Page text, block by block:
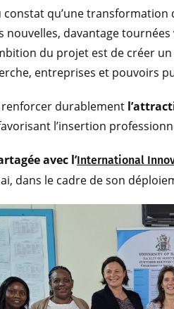
qu’une
nouvelles, davantage
du projet est de créer un
entreprises et pouvoirs
durablement
l’insertion
avec l’International
dans le cadre de son